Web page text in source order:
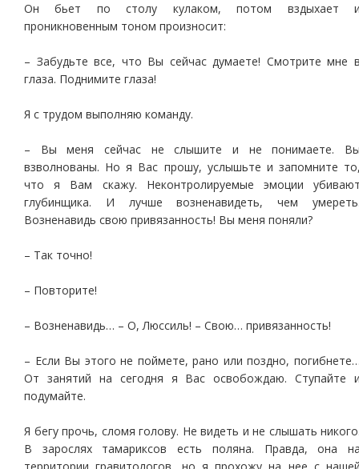
Он бьет по столу кулаком, потом вздыхает
проникновенным тоном произносит:
– Забудьте все, что Вы сейчас думаете! Смотрите мне
глаза. Поднимите глаза!
Я с трудом выполняю команду.
– Вы меня сейчас не слышите и не понимаете.
взволнованы. Но я Вас прошу, услышьте и запомните
что я Вам скажу. Неконтролируемые эмоции
глубинщика. И лучше возненавидеть, чем
Возненавидь свою привязанность! Вы меня поняли?
– Так точно!
– Повторите!
– Возненавидь… – О, Люссиль! – Свою… привязанность!
– Если Вы этого не поймете, рано или поздно,
От занятий на сегодня я Вас освобождаю. Ступайте
подумайте.
Я бегу прочь, сломя голову. Не видеть и не слышать
В зарослях тамариксов есть поляна. Правда, она